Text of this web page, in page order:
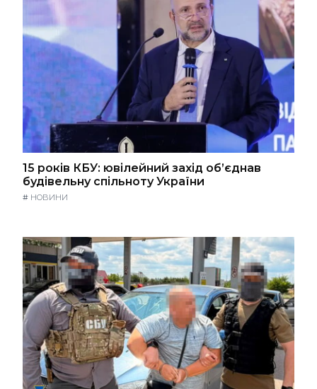
15 років КБУ: ювілейний захід об’єднав
будівельну спільноту України
# НОВИНИ